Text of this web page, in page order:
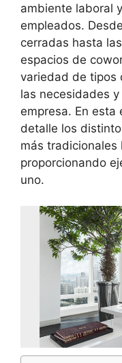
ambiente laboral
empleados.
cerradas hasta
espacios de
variedad de tipos
las necesidades
empresa. En esta
detalle los
más tradicionales
proporcionando
uno.